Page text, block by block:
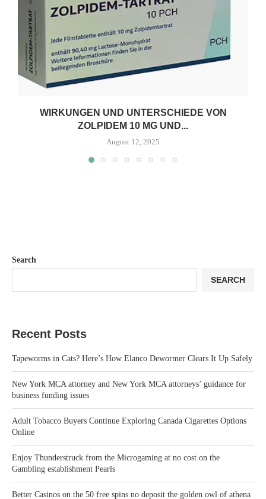
WIRKUNGEN UND UNTERSCHIEDE VON
ZOLPIDEM 10 MG UND...
August 12, 2025
Search
SEARCH
Recent Posts
Tapeworms in Cats? Here’s How Elanco Dewormer Clears It Up Safely
New York MCA attorney and New York MCA attorneys’ guidance for
business funding issues
Adult Tobacco Buyers Continue Exploring Canada Cigarettes Options
Online
Enjoy Thunderstruck from the Microgaming at no cost on the
Gambling establishment Pearls
Better Casinos on the 50 free spins no deposit the golden owl of athena